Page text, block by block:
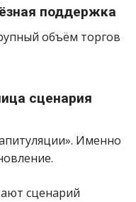
поддержка
объём торгов
сценария
Именно
сценарий